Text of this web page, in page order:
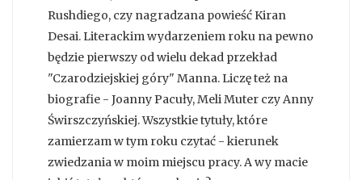
Rushdiego, czy nagradzana powieść Kiran
Desai. Literackim wydarzeniem roku na pewno
będzie pierwszy od wielu dekad przekład
"Czarodziejskiej góry" Manna. Liczę też na
biografie - Joanny Pacuły, Meli Muter czy Anny
Świrszczyńskiej. Wszystkie tytuły, które
zamierzam w tym roku czytać - kierunek
zwiedzania w moim miejscu pracy. A wy macie